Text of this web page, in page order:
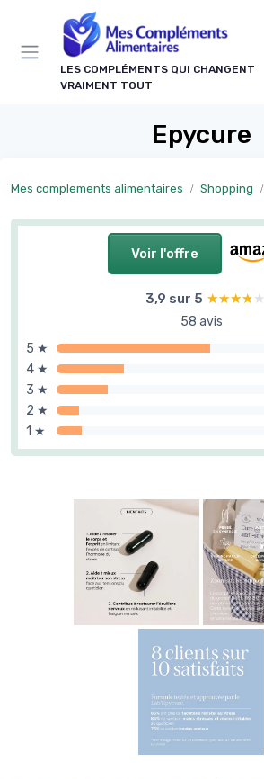
LES COMPLÉMENTS QUI CHANGENT
VRAIMENT TOUT
Epycure
Mes complements alimentaires Shopping
Voir l'offre
3,9 sur 5 ★★★★★
★★★★★
58 avis
5 ★
4 ★
3 ★
2 ★
1 ★
Panneau de gestion des cookies